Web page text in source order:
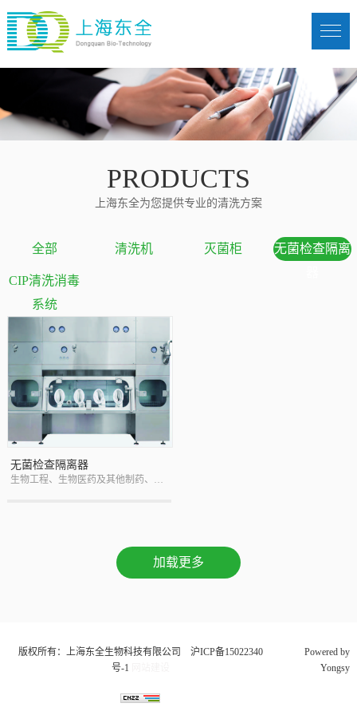
PRODUCTS
上海东全为您提供专业的清洗方案
全部 清洗机 灭菌柜
无菌检查隔离
CIP清洗消毒
系统
无菌检查隔离器
生物工程、生物医药及其他制药、制药行业
加载更多
版权所有：上海东全生物科技有限公司 沪ICP备15022340
号-1
Powered by
Yongsy